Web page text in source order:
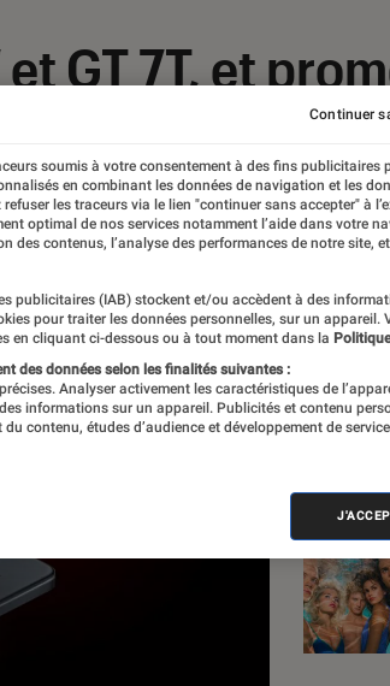
GT 7T, et
Les
soumis à votre consentement à des fins publicitaires
en combinant les données de navigation et les
les traceurs via le lien "continuer sans accepter" à
optimal de nos services notamment l’aide dans votre
des contenus, l’analyse des performances de notre site,
publicitaires (IAB) stockent et/ou accèdent à des
pour traiter les données personnelles, sur un appareil.
en cliquant ci-dessous ou à tout moment dans la
des données selon les finalités suivantes :
Analyser activement les caractéristiques de
informations sur un appareil. Publicités et contenu
contenu, études d’audience et développement de
Continuer